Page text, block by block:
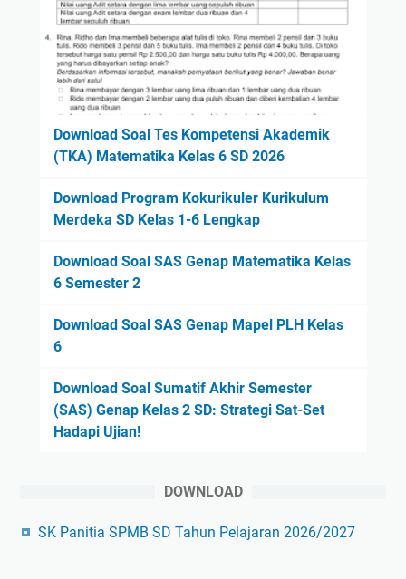
Download Soal Tes Kompetensi Akademik
(TKA) Matematika Kelas 6 SD 2026
Download Program Kokurikuler Kurikulum
Merdeka SD Kelas 1-6 Lengkap
Download Soal SAS Genap Matematika Kelas
6 Semester 2
Download Soal SAS Genap Mapel PLH Kelas
6
Download Soal Sumatif Akhir Semester
(SAS) Genap Kelas 2 SD: Strategi Sat-Set
Hadapi Ujian!
DOWNLOAD
SK Panitia SPMB SD Tahun Pelajaran 2026/2027